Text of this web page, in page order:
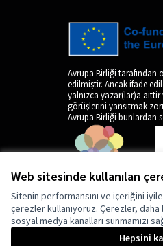
Web sitesinde kullanılan
Sitenin performansını ve içeriğini
çerezler kullanıyoruz. Çerezler,
sosyal medya kanalları sunmamızı
Hepsini
Avrupa Birliği tarafından
edilmiştir. Ancak ifade
yalnızca yazar(lar)a
görüşlerini yansıtmak
Avrupa Birliği bunlardan
by